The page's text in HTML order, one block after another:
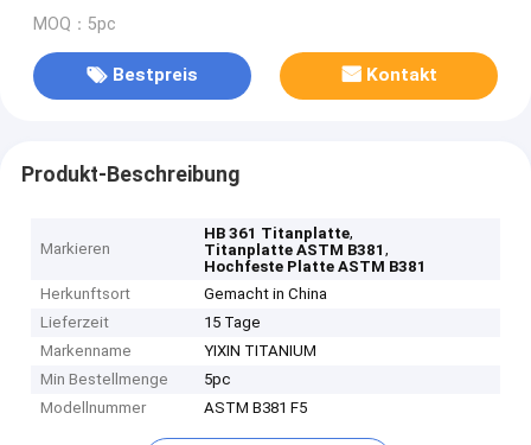
MOQ：5pc
Bestpreis Kontakt
Produkt-Beschreibung
Markieren
HB 361 Titanplatte,
Titanplatte ASTM B381,
Hochfeste Platte ASTM B381
Herkunftsort
Gemacht in China
Lieferzeit
15 Tage
Markenname
YIXIN TITANIUM
Min Bestellmenge
5pc
Modellnummer
ASTM B381 F5